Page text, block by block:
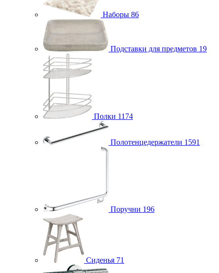
Наборы 86
Подставки для предметов 19
Полки 1174
Полотенцедержатели 1591
Поручни 196
Сиденья 71